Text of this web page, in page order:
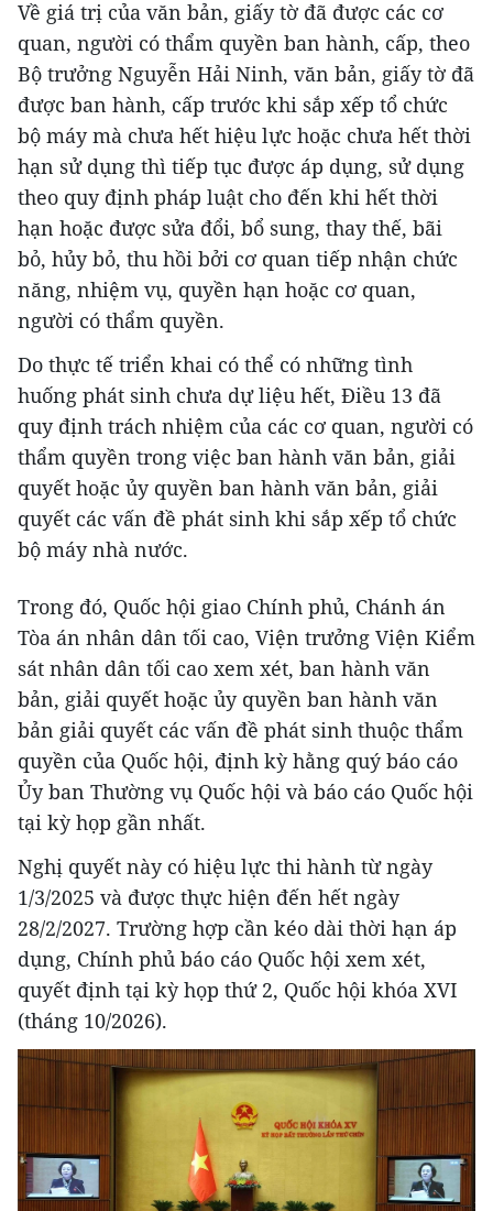
Về giá trị của văn bản, giấy tờ đã được các cơ
quan, người có thẩm quyền ban hành, cấp, theo
Bộ trưởng Nguyễn Hải Ninh, văn bản, giấy tờ đã
được ban hành, cấp trước khi sắp xếp tổ chức
bộ máy mà chưa hết hiệu lực hoặc chưa hết thời
hạn sử dụng thì tiếp tục được áp dụng, sử dụng
theo quy định pháp luật cho đến khi hết thời
hạn hoặc được sửa đổi, bổ sung, thay thế, bãi
bỏ, hủy bỏ, thu hồi bởi cơ quan tiếp nhận chức
năng, nhiệm vụ, quyền hạn hoặc cơ quan,
người có thẩm quyền.
Do thực tế triển khai có thể có những tình
huống phát sinh chưa dự liệu hết, Điều 13 đã
quy định trách nhiệm của các cơ quan, người có
thẩm quyền trong việc ban hành văn bản, giải
quyết hoặc ủy quyền ban hành văn bản, giải
quyết các vấn đề phát sinh khi sắp xếp tổ chức
bộ máy nhà nước.
Trong đó, Quốc hội giao Chính phủ, Chánh án
Tòa án nhân dân tối cao, Viện trưởng Viện Kiểm
sát nhân dân tối cao xem xét, ban hành văn
bản, giải quyết hoặc ủy quyền ban hành văn
bản giải quyết các vấn đề phát sinh thuộc thẩm
quyền của Quốc hội, định kỳ hằng quý báo cáo
Ủy ban Thường vụ Quốc hội và báo cáo Quốc hội
tại kỳ họp gần nhất.
Nghị quyết này có hiệu lực thi hành từ ngày
1/3/2025 và được thực hiện đến hết ngày
28/2/2027. Trường hợp cần kéo dài thời hạn áp
dụng, Chính phủ báo cáo Quốc hội xem xét,
quyết định tại kỳ họp thứ 2, Quốc hội khóa XVI
(tháng 10/2026).